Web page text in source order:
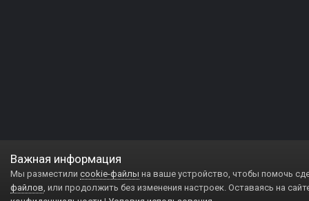
Важная информация
Мы разместили cookie-файлы на ваше устройство, чтобы помочь
файлов, или продолжить без изменения настроек. Оставаясь на